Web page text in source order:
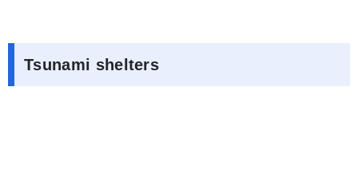
Tsunami shelters